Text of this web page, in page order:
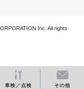
車検／点検 その他
Inc. All rights